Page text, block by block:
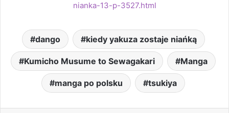
nianka-13-p-3527.html
dango kiedy yakuza zostaje niańką
Kumicho Musume to Sewagakari Manga
manga po polsku tsukiya